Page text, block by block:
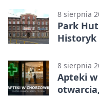
8 sierpnia
Park
Historyk
8 sierpnia
Apteki w